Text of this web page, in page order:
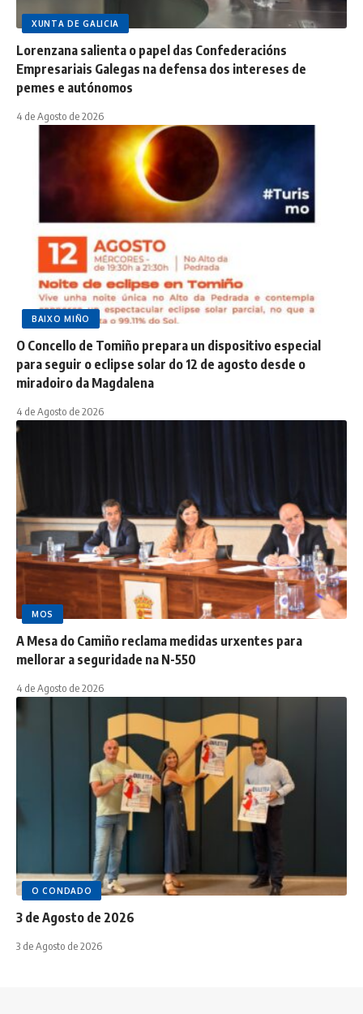
XUNTA DE GALICIA
Lorenzana salienta o papel das Confederacións
Empresariais Galegas na defensa dos intereses de
pemes e autónomos
4 de Agosto de 2026
BAIXO MIÑO
O Concello de Tomiño prepara un dispositivo especial
para seguir o eclipse solar do 12 de agosto desde o
miradoiro da Magdalena
4 de Agosto de 2026
MOS
A Mesa do Camiño reclama medidas urxentes para
mellorar a seguridade na N-550
4 de Agosto de 2026
O CONDADO
3 de Agosto de 2026
3 de Agosto de 2026